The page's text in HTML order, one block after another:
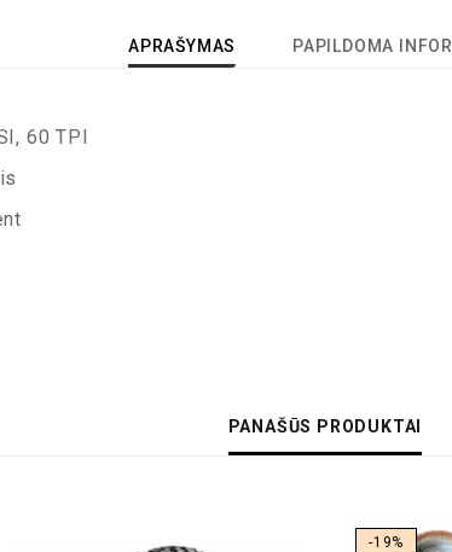
APRAŠYMAS PAPILDOMA
60 TPI
PANAŠŪS PRODUKTAI
-19%